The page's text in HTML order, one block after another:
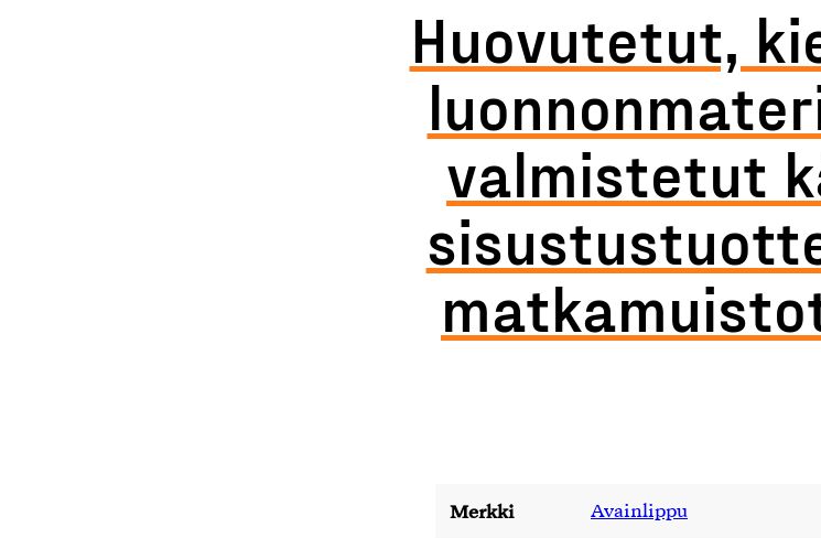
Huovutetut,
valmistetut
Merkki Avainlippu